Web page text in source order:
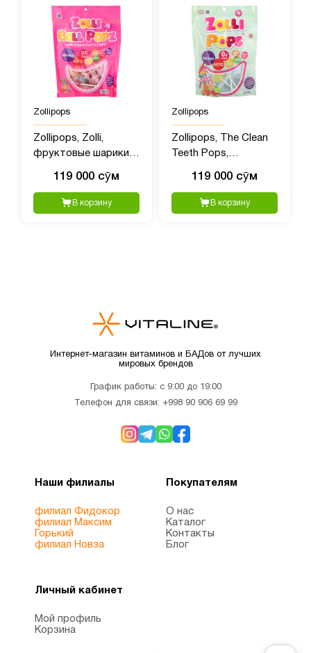
Zollipops
Zollipops, Zolli,
фруктовые шарики,
119 000 сӯм
В корзину
Zollipops
Zollipops, The Clean
Teeth Pops,
фрукты, 147 гр (5,2
унции)
119 000 сӯм
В корзину
Интернет-магазин витаминов и БАДов от лучших
мировых брендов
График работы: с 9:00 до 19:00
Телефон для связи: +998 90 906 69 99
Наши филиалы
филиал Фидокор
филиал Максим
Горький
филиал Новза
Покупателям
О нас
Каталог
Контакты
Блог
Личный кабинет
Мой профиль
Корзина